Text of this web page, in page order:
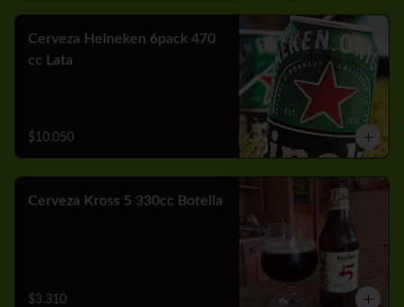
Cerveza Heineken 6pack 470
cc Lata
$10.050
Cerveza Kross 5 330cc Botella
$3.310